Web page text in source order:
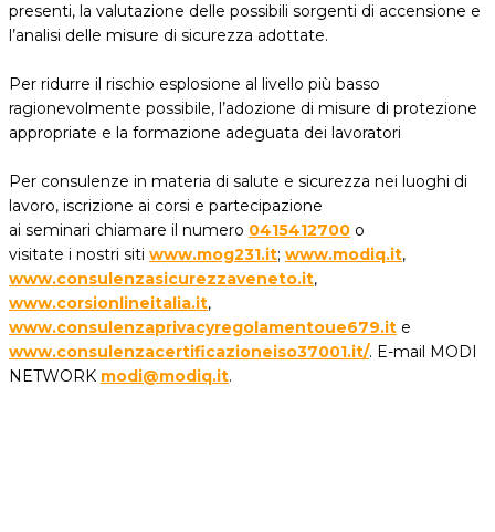
presenti, la valutazione delle possibili sorgenti di accensione e
l’analisi delle misure di sicurezza adottate.
Per ridurre il rischio esplosione al livello più basso
ragionevolmente possibile, l’adozione di misure di protezione
appropriate e la formazione adeguata dei lavoratori
Per consulenze in materia di salute e sicurezza nei luoghi di
lavoro, iscrizione ai corsi e partecipazione
ai seminari chiamare il numero 0415412700 o
visitate i nostri siti www.mog231.it; www.modiq.it,
www.consulenzasicurezzaveneto.it,
www.corsionlineitalia.it,
www.consulenzaprivacyregolamentoue679.it e
www.consulenzacertificazioneiso37001.it/. E-mail MODI
NETWORK modi@modiq.it.